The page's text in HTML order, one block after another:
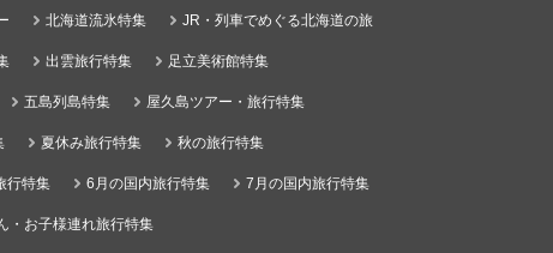
北海道流氷特集 JR・列車でめぐる北海道の旅
出雲旅行特集 足立美術館特集
五島列島特集 屋久島ツアー・旅行特集
夏休み旅行特集 秋の旅行特集
行特集 6月の国内旅行特集 7月の国内旅行特集
・お子様連れ旅行特集